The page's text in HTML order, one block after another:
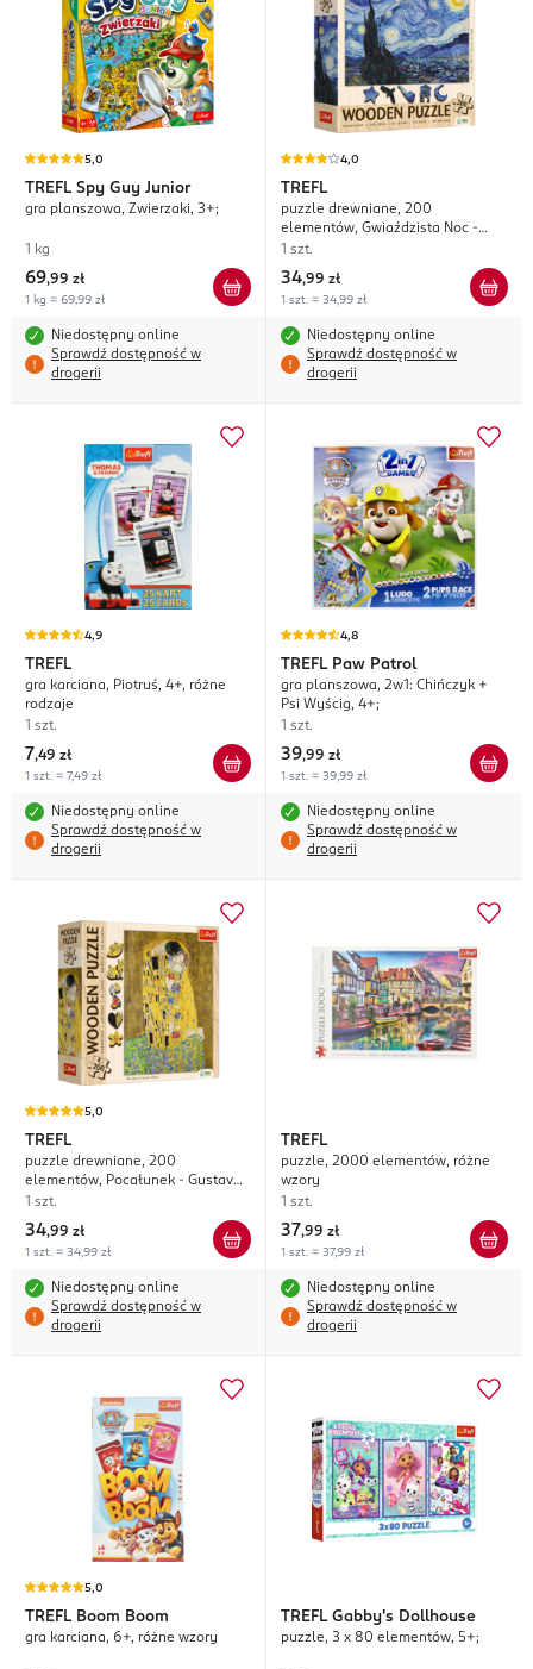
5,0
TREFL Spy Guy Junior
gra planszowa, Zwierzaki, 3+;
1 kg
69,99 zł
1 kg = 69,99 zł
Niedostępny online
Sprawdź dostępność w
drogerii
4,0
TREFL
puzzle drewniane, 200
elementów, Gwiaździsta Noc -
Vincent van Gogh
1 szt.
34,99 zł
1 szt. = 34,99 zł
Niedostępny online
Sprawdź dostępność w
drogerii
4,9
TREFL
gra karciana, Piotruś, 4+, różne
rodzaje
1 szt.
7,49 zł
1 szt. = 7,49 zł
Niedostępny online
Sprawdź dostępność w
drogerii
4,8
TREFL Paw Patrol
gra planszowa, 2w1: Chińczyk +
Psi Wyścig, 4+;
1 szt.
39,99 zł
1 szt. = 39,99 zł
Niedostępny online
Sprawdź dostępność w
drogerii
5,0
TREFL
puzzle drewniane, 200
elementów, Pocałunek - Gustav
Klimt
1 szt.
34,99 zł
1 szt. = 34,99 zł
Niedostępny online
Sprawdź dostępność w
drogerii
TREFL
puzzle, 2000 elementów, różne
wzory
1 szt.
37,99 zł
1 szt. = 37,99 zł
Niedostępny online
Sprawdź dostępność w
drogerii
5,0
TREFL Boom Boom
gra karciana, 6+, różne wzory
TREFL Gabby's Dollhouse
puzzle, 3 x 80 elementów, 5+;